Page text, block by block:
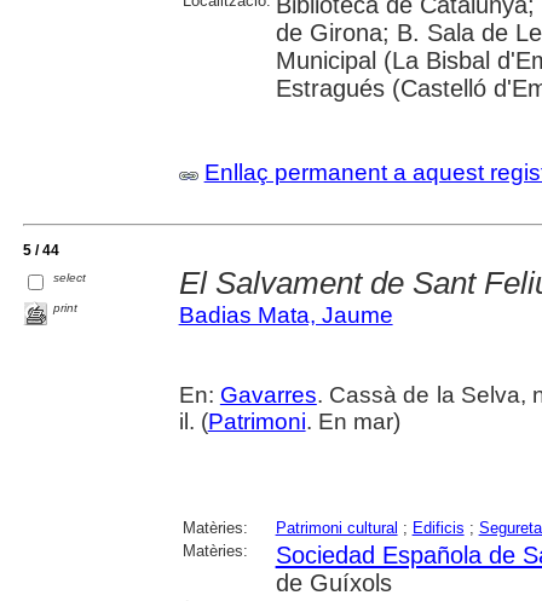
de Girona; B. Sala de
Municipal (La Bisbal
Estragués (Castelló
Enllaç permanent a aquest
5 / 44
select
print
El Salvament de Sant
Badias Mata, Jaume
En: Gavarres. Cassà de la Selva,
il. (Patrimoni. En mar)
Matèries: Patrimoni cultural ; Edificis ;
Matèries:
Sociedad Española de
de Guíxols